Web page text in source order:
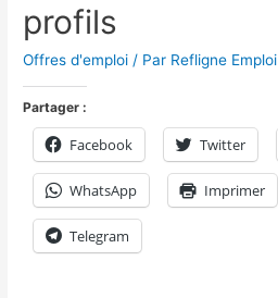
profils
Offres d'emploi / Par Refligne Emploi
Partager :
Facebook Twitter
WhatsApp Imprimer
Telegram